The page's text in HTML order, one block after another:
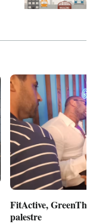
FitActive,
palestre